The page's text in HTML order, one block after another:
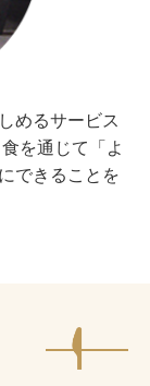
めるサービス
を通じて「よ
できることを